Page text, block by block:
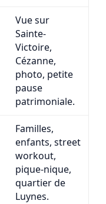
Vue sur
Sainte-
Victoire,
Cézanne,
photo, petite
pause
patrimoniale.
Familles,
enfants, street
workout,
pique-nique,
quartier de
Luynes.